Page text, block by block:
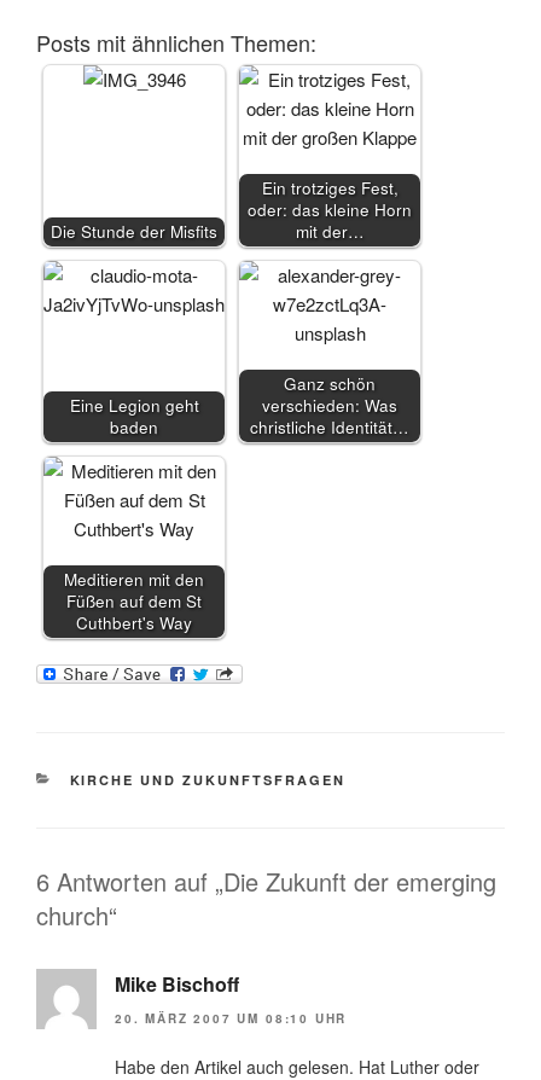
Posts mit ähnlichen Themen:
Die Stunde der Misfits
Ein trotziges Fest,
oder: das kleine Horn
mit der…
Eine Legion geht
baden
Ganz schön
verschieden: Was
christliche Identität…
Meditieren mit den
Füßen auf dem St
Cuthbert's Way
KATEGORIEN
KIRCHE UND ZUKUNFTSFRAGEN
6 Antworten auf „Die Zukunft der emerging
church“
Mike Bischoff
20. MÄRZ 2007 UM 08:10 UHR
Habe den Artikel auch gelesen. Hat Luther oder